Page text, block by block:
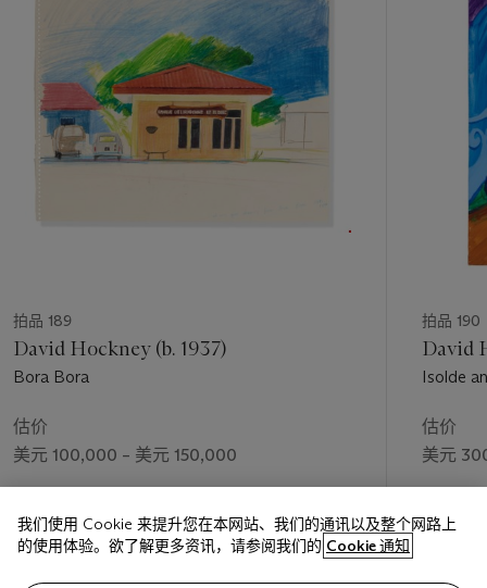
拍品 189
David Hockney (b. 1937)
Bora Bora
估价
美元 100,000 – 美元 150,000
美元 237,500
拍品 190
David
Isolde
估价
美元
美元
我们使用 Cookie 来提升您在本网站、我们的通讯以及整个网路上
的使用体验。欲了解更多资讯，请参阅我们的 Cookie 通知